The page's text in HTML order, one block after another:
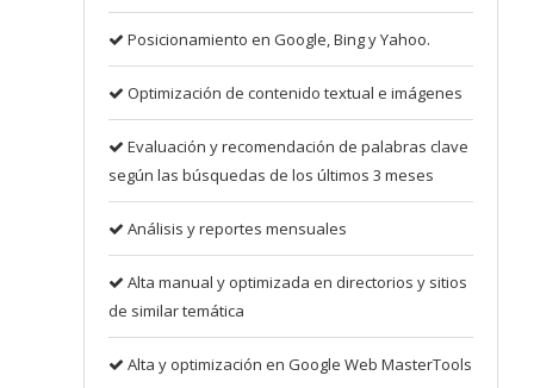
Posicionamiento en Google, Bing y Yahoo.
Optimización de contenido textual e imágenes
Evaluación y recomendación de palabras clave
según las búsquedas de los últimos 3 meses
Análisis y reportes mensuales
Alta manual y optimizada en directorios y sitios
de similar temática
Alta y optimización en Google Web MasterTools